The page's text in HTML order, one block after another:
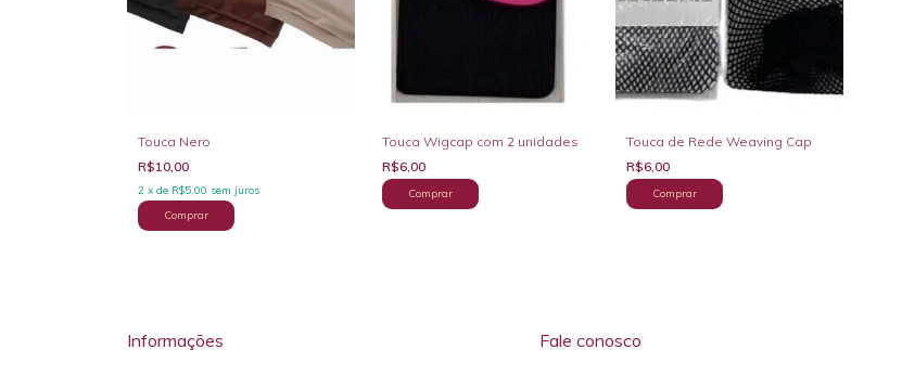
Touca Nero
R$10,00
2 x de R$5,00 sem juros
Touca Wigcap com 2 unidades
R$6,00
Touca de Rede Weaving Cap
R$6,00
Informações Fale conosco